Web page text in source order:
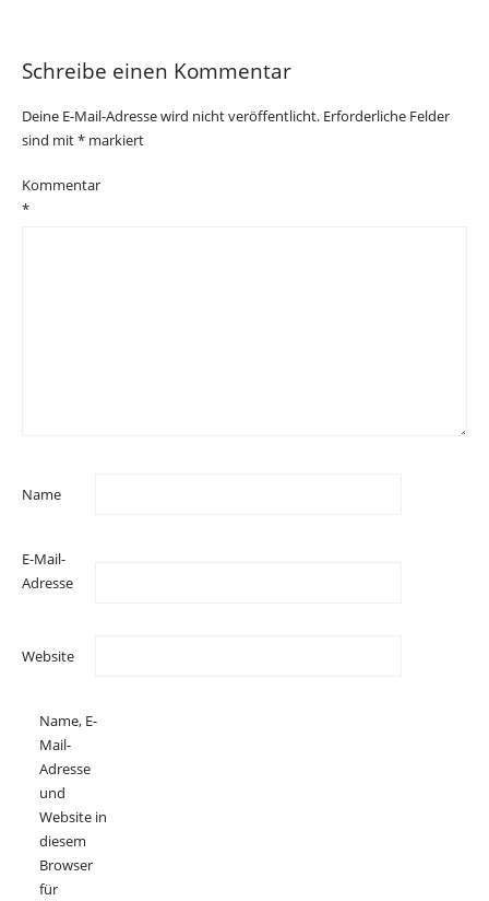
Schreibe einen Kommentar
Deine E-Mail-Adresse wird nicht veröffentlicht. Erforderliche Felder
sind mit* markiert
Kommentar
*
Name
E-Mail-
Adresse
Website
Name, E-
Mail-
Adresse
und
Website in
diesem
Browser
für